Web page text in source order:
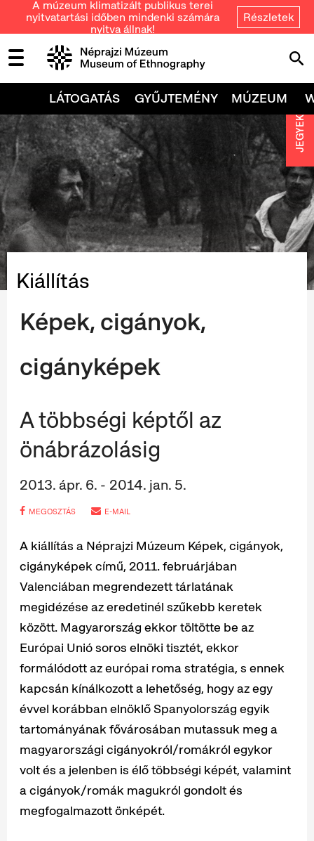
A múzeum klimatizált publikus terei
nyitvatartási időben mindenki számára
nyitva állnak!
Részletek
LÁTOGATÁS GYŰJTEMÉNY MÚZEUM
Kiállítás
Képek, cigányok,
cigányképek
A többségi képtől az
önábrázolásig
2013. ápr. 6. - 2014. jan. 5.
MEGOSZTÁS E-MAIL
A kiállítás a Néprajzi Múzeum Képek, cigányok,
cigányképek című, 2011. februárjában
Valenciában megrendezett tárlatának
megidézése az eredetinél szűkebb keretek
között. Magyarország ekkor töltötte be az
Európai Unió soros elnöki tisztét, ekkor
formálódott az európai roma stratégia, s ennek
kapcsán kínálkozott a lehetőség, hogy az egy
évvel korábban elnöklő Spanyolország egyik
tartományának fővárosában mutassuk meg a
magyarországi cigányokról/romákról egykor
volt és a jelenben is élő többségi képét, valamint
a cigányok/romák magukról gondolt és
megfogalmazott önképét.
JEGYEK